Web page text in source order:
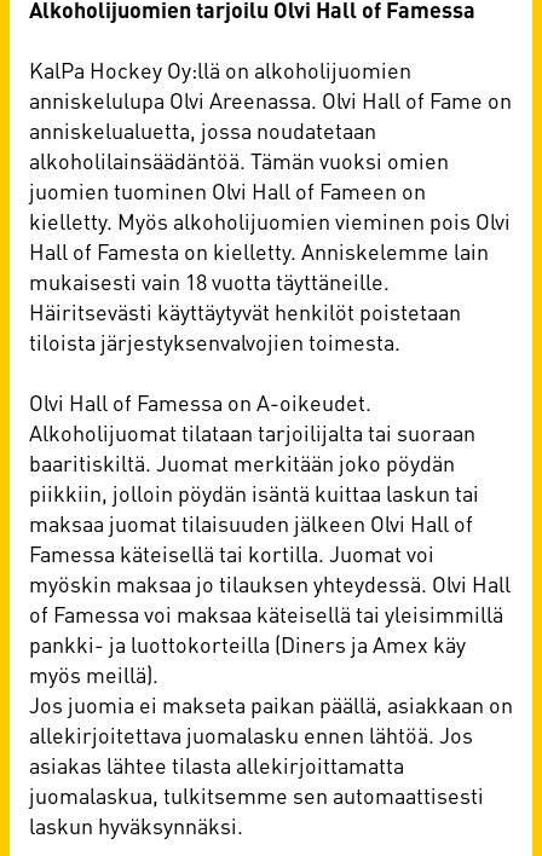
Alkoholijuomien tarjoilu Olvi Hall of Famessa
KalPa Hockey Oy:llä on alkoholijuomien
anniskelulupa Olvi Areenassa. Olvi Hall of Fame on
anniskelualuetta, jossa noudatetaan
alkoholilainsäädäntöä. Tämän vuoksi omien
juomien tuominen Olvi Hall of Fameen on
kielletty. Myös alkoholijuomien vieminen pois Olvi
Hall of Famesta on kielletty. Anniskelemme lain
mukaisesti vain 18 vuotta täyttäneille.
Häiritsevästi käyttäytyvät henkilöt poistetaan
tiloista järjestyksenvalvojien toimesta.
Olvi Hall of Famessa on A-oikeudet.
Alkoholijuomat tilataan tarjoilijalta tai suoraan
baaritiskiltä. Juomat merkitään joko pöydän
piikkiin, jolloin pöydän isäntä kuittaa laskun tai
maksaa juomat tilaisuuden jälkeen Olvi Hall of
Famessa käteisellä tai kortilla. Juomat voi
myöskin maksaa jo tilauksen yhteydessä. Olvi Hall
of Famessa voi maksaa käteisellä tai yleisimmillä
pankki- ja luottokorteilla (Diners ja Amex käy
myös meillä).
Jos juomia ei makseta paikan päällä, asiakkaan on
allekirjoitettava juomalasku ennen lähtöä. Jos
asiakas lähtee tilasta allekirjoittamatta
juomalaskua, tulkitsemme sen automaattisesti
laskun hyväksynnäksi.